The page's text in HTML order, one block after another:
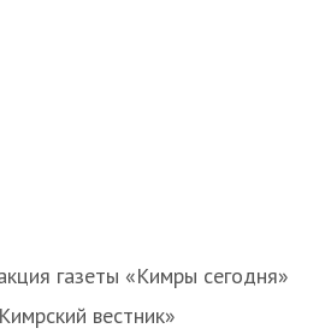
газеты «Кимры сегодня»
вестник»